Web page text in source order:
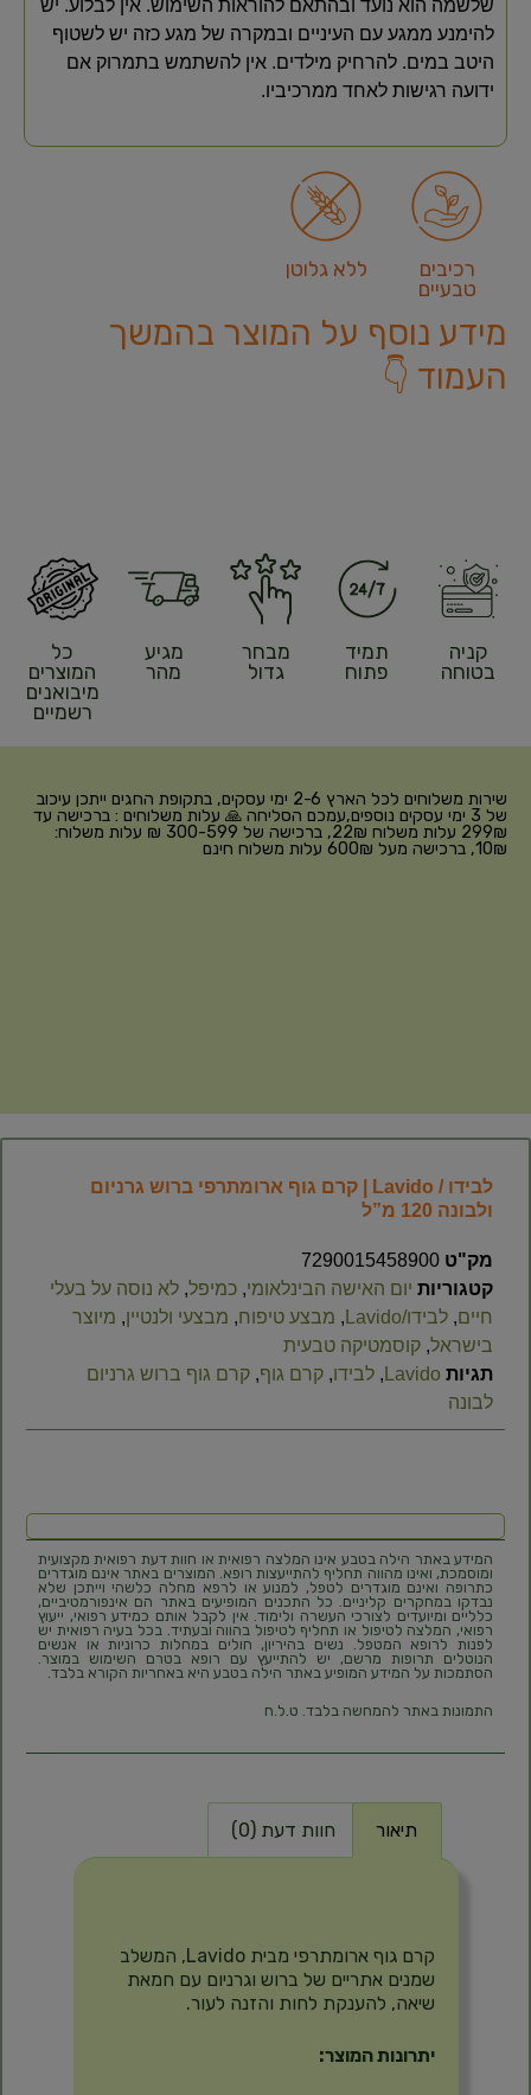
שלשמה הוא נועד ובהתאם להוראות השימוש. אין לבלוע. יש
להימנע ממגע עם העיניים ובמקרה של מגע כזה יש לשטוף
היטב במים. להרחיק מילדים. אין להשתמש בתמרוק אם
ידועה רגישות לאחד ממרכיביו.
רכיבים
טבעיים
ללא גלוטן
מידע נוסף על המוצר בהמשך
העמוד 👇
קניה
בטוחה
תמיד
פתוח
מבחר
גדול
מגיע
מהר
כל
המוצרים
מיבואנים
רשמיים
שירות משלוחים לכל הארץ 2-6 ימי עסקים, בתקופת החגים ייתכן עיכוב
של 3 ימי עסקים נוספים,עמכם הסליחה 🙏 עלות משלוחים : ברכישה עד
299₪ עלות משלוח 22₪, ברכישה של 300-599 ₪ עלות משלוח:
10₪, ברכישה מעל 600₪ עלות משלוח חינם
לבידו / Lavido | קרם גוף ארומתרפי ברוש גרניום
ולבונה 120 מ”ל
מק"ט 7290015458900
קטגוריות יום האישה הבינלאומי, כמיפל, לא נוסה על בעלי
חיים, לבידו/Lavido , מבצע טיפוח, מבצעי ולנטיין, מיוצר
בישראל, קוסמטיקה טבעית
תגיות Lavido
, לבידו, קרם גוף, קרם גוף ברוש גרניום
לבונה
המידע באתר הילה בטבע אינו המלצה רפואית או חוות דעת רפואית מקצועית
ומוסמכת, ואינו מהווה תחליף להתייעצות רופא. המוצרים באתר אינם מוגדרים
כתרופה ואינם מוגדרים לטפל, למנוע או לרפא מחלה כלשהי וייתכן שלא
נבדקו במחקרים קליניים. כל התכנים המופיעים באתר הם אינפורמטיביים,
כלליים ומיועדים לצורכי העשרה ולימוד. אין לקבל אותם כמידע רפואי, ייעוץ
רפואי, המלצה לטיפול או תחליף לטיפול בהווה ובעתיד. בכל בעיה רפואית יש
לפנות לרופא המטפל. נשים בהיריון, חולים במחלות כרוניות או אנשים
הנוטלים תרופות מרשם, יש להתייעץ עם רופא בטרם השימוש במוצר.
הסתמכות על המידע המופיע באתר הילה בטבע היא באחריות הקורא בלבד.
התמונות באתר להמחשה בלבד. ט.ל.ח
תיאור חוות דעת (0)
קרם גוף ארומתרפי מבית Lavido, המשלב
שמנים אתריים של ברוש וגרניום עם חמאת
שיאה, להענקת לחות והזנה לעור.
יתרונות המוצר: